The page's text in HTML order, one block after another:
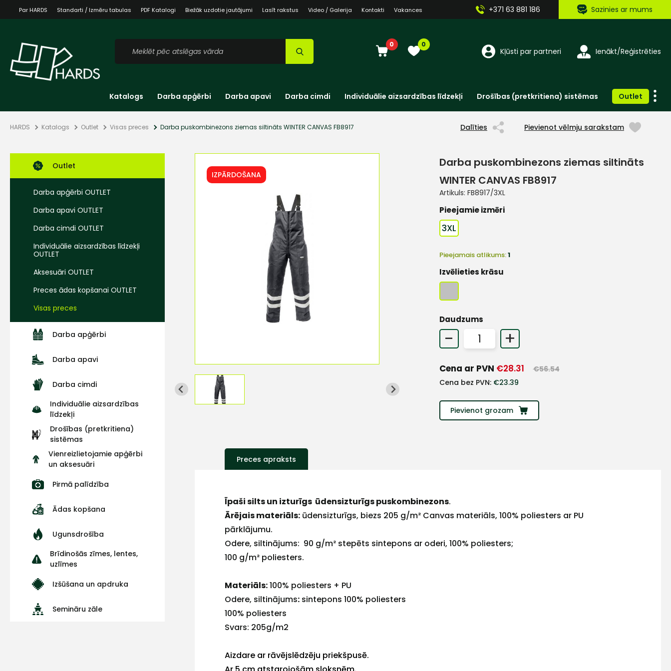
Par HARDS Standarti / Izmēru tabulas PDF Katalogi Biežāk uzdotie jautājumi Lasīt rakstus Video / Galerija Kontakti Vakances +371 63 881 186 Sazinies ar mums
0 0
Kļūsti par partneri Ienākt/Reģistrēties
Katalogs Darba apģērbi Darba apavi Darba cimdi Individuālie aizsardzības līdzekļi Drošības (pretkritiena) sistēmas Outlet
HARDS Katalogs Outlet Visas preces Darba puskombinezons ziemas siltināts WINTER CANVAS FB8917 Dalīties Pievienot vēlmju sarakstam
Outlet
Darba apģērbi OUTLET
Darba apavi OUTLET
Darba cimdi OUTLET
Individuālie aizsardzības līdzekļi
OUTLET
Aksesuāri OUTLET
Preces ādas kopšanai OUTLET
Visas preces
Darba apģērbi
Darba apavi
Darba cimdi
Individuālie aizsardzības
līdzekļi
Drošības (pretkritiena)
sistēmas
Vienreizlietojamie apģērbi
un aksesuāri
Pirmā palīdzība
Ādas kopšana
Ugunsdrošība
Brīdinošās zīmes, lentes,
uzlīmes
Izšūšana un apdruka
Semināru zāle
IZPĀRDOŠANA
Darba puskombinezons ziemas siltināts
WINTER CANVAS FB8917
Artikuls: FB8917/3XL
Pieejamie izmēri
3XL
Pieejamais atlikums:1
Izvēlieties krāsu
Daudzums
- +
Cena ar PVN €28.31 €56.54
Cena bez PVN: €23.39
Pievienot grozam
Preces apraksts
Īpaši silts un izturīgs ūdensizturīgs puskombinezons.
Ārējais materiāls: ūdensizturīgs, biezs 205 g/m² Canvas materiāls, 100% poliesters ar PU
pārklājumu.
Odere, siltinājums: 90 g/m² stepēts sintepons ar oderi, 100% poliesters;
100 g/m² poliesters.
Materiāls:100% poliesters + PU
Odere, siltinājums: sintepons 100% poliesters
100% poliesters
Svars: 205g/m2
Aizdare ar rāvējslēdzēju priekšpusē.
ar
Atbildēsim
+